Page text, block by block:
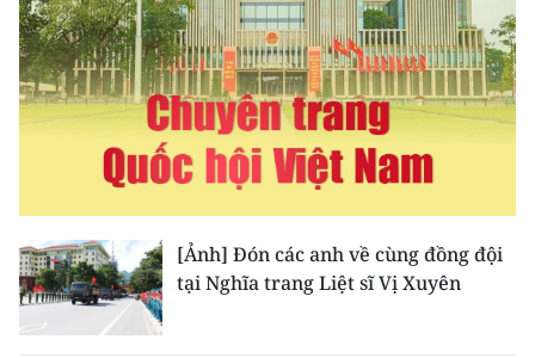
Media Văn hóa
Media Xã hội
Media Pháp luật
Media Du lịch
Media Thế giới
Media Thể thao
Media Giáo dục
[Ảnh] Đón các anh về cùng đồng đội
tại Nghĩa trang Liệt sĩ Vị Xuyên